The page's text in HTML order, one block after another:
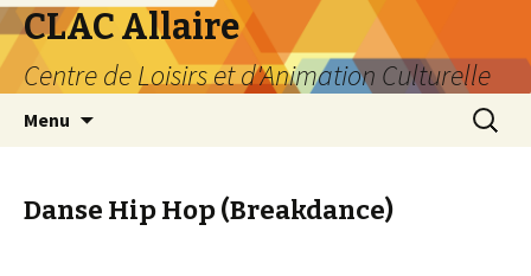
CLAC Allaire
Centre de Loisirs et d'Animation Culturelle
Menu
Danse Hip Hop (Breakdance)